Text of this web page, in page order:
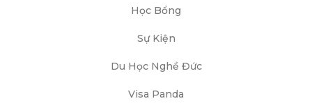
Học Bổng
Sự Kiện
Du Học Nghề Đức
Visa Panda